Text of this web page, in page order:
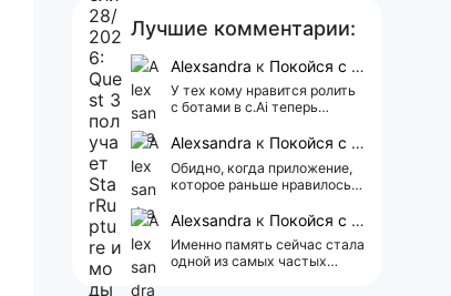
Лучшие комментарии:
Alexsandra к Покойся с миром, Character.AI. Тебя убили собственные разработчики
У тех кому нравится ролить
с ботами в c.Ai теперь
АААААА 😁 ХВАТИТ 🤯😖😵‍💫
Alexsandra к Покойся с миром, Character.AI. Тебя убили собственные разработчики
Обидно, когда приложение,
которое раньше нравилось, а
реклама 😢
Alexsandra к Покойся с миром, Character.AI. Тебя убили собственные разработчики
Именно память сейчас стала
одной из самых частых